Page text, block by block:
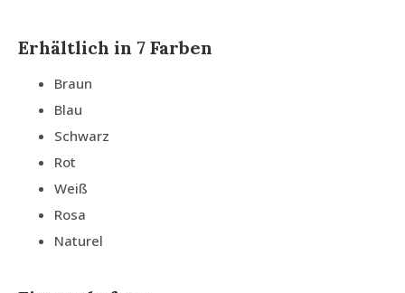
Erhältlich in 7 Farben
Braun
Blau
Schwarz
Rot
Weiß
Rosa
Naturel